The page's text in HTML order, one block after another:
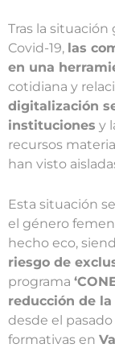
Tras la
Covid-19, las
en una
cotidiana y
digitalización
instituciones y
recursos
han visto
Esta situación
el género
hecho eco,
riesgo de
programa
reducción de
desde el
formativas en